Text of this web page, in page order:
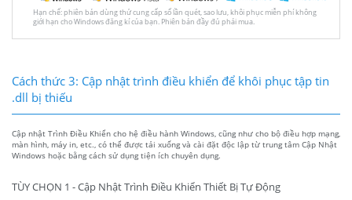
Hạn chế: phiên bản dùng thử cung cấp số lần quét, sao lưu, khôi phục miễn phí không
giới hạn cho Windows đăng kí của bạn. Phiên bản đầy đủ phải mua.
Cách thức 3: Cập nhật trình điều khiển để khôi phục tập tin
.dll bị thiếu
Cập nhật Trình Điều Khiển cho hệ điều hành Windows, cũng như cho bộ điều hợp mạng,
màn hình, máy in, etc., có thể được tải xuống và cài đặt độc lập từ trung tâm Cập Nhật
Windows hoặc bằng cách sử dụng tiện ích chuyên dụng.
TÙY CHỌN 1 - Cập Nhật Trình Điều Khiển Thiết Bị Tự Động